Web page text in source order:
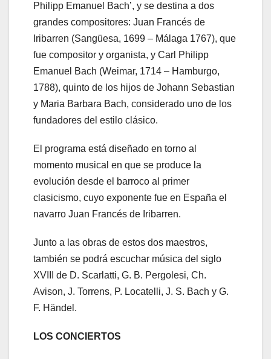
Philipp Emanuel Bach’, y se destina a dos
grandes compositores: Juan Francés de
Iribarren (Sangüesa, 1699 – Málaga 1767), que
fue compositor y organista, y Carl Philipp
Emanuel Bach (Weimar, 1714 – Hamburgo,
1788), quinto de los hijos de Johann Sebastian
y Maria Barbara Bach, considerado uno de los
fundadores del estilo clásico.
El programa está diseñado en torno al
momento musical en que se produce la
evolución desde el barroco al primer
clasicismo, cuyo exponente fue en España el
navarro Juan Francés de Iribarren.
Junto a las obras de estos dos maestros,
también se podrá escuchar música del siglo
XVIII de D. Scarlatti, G. B. Pergolesi, Ch.
Avison, J. Torrens, P. Locatelli, J. S. Bach y G.
F. Händel.
LOS CONCIERTOS